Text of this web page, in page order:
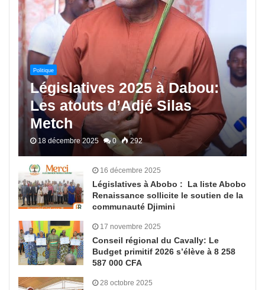
Politique
Législatives 2025 à Dabou:
Les atouts d’Adjé Silas
Metch
18 décembre 2025 0 292
16 décembre 2025
Législatives à Abobo : La liste Abobo
Renaissance sollicite le soutien de la
communauté Djimini
17 novembre 2025
Conseil régional du Cavally: Le
Budget primitif 2026 s’élève à 8 258
587 000 CFA
28 octobre 2025